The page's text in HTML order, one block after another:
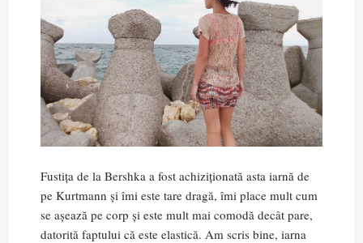
Fustița de la Bershka a fost achiziționată asta iarnă de
pe Kurtmann și îmi este tare dragă, îmi place mult cum
se așează pe corp și este mult mai comodă decât pare,
datorită faptului că este elastică. Am scris bine, iarna